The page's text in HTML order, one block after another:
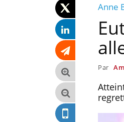
Anne
Par